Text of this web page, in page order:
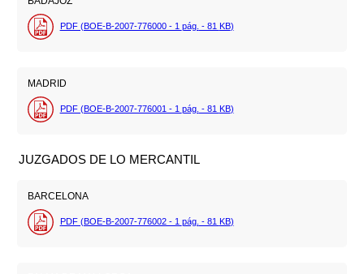
PDF (BOE-B-2007-776000 - 1 pág. - 81 KB)
MADRID
PDF (BOE-B-2007-776001 - 1 pág. - 81 KB)
JUZGADOS DE LO MERCANTIL
BARCELONA
PDF (BOE-B-2007-776002 - 1 pág. - 81 KB)